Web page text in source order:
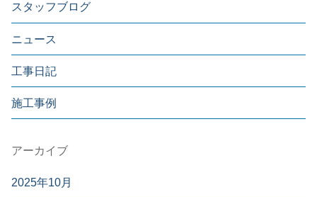
スタッフブログ
ニュース
工事日記
施工事例
アーカイブ
2025年10月